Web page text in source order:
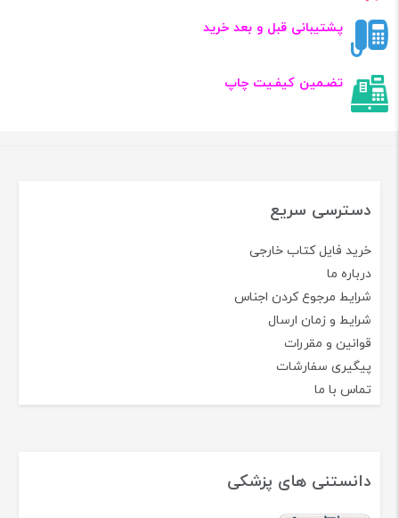
پشتیبانی قبل و بعد خرید
تضـمین کیفـیت چاپ
دسترسی سریع
خرید فایل کتاب خارجی
درباره ما
شرایط مرجوع کردن اجناس
شرایط و زمان ارسال
قوانین و مقررات
پیگیری سفارشات
تماس با ما
دانستنی های پزشکی